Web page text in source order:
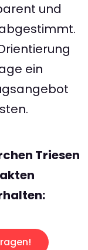
und
ein
Triesen